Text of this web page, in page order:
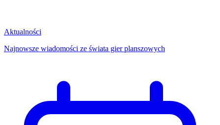
Aktualności
Najnowsze wiadomości ze świata gier planszowych